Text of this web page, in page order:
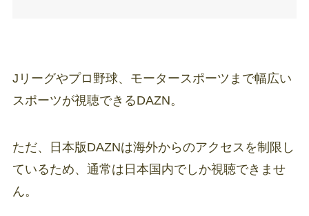
Jリーグやプロ野球、モータースポーツまで幅広い
スポーツが視聴できるDAZN。
ただ、日本版DAZNは海外からのアクセスを制限し
ているため、通常は日本国内でしか視聴できませ
ん。